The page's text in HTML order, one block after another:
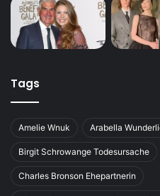
Tags
Amelie Wnuk Arabella
Birgit Schrowange Todesursache
Charles Bronson Ehepartnerin